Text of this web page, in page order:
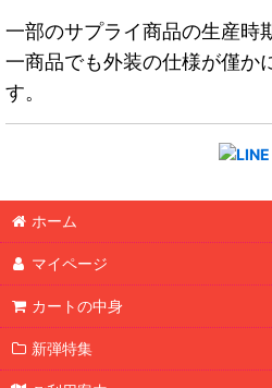
一部のサプライ商品の生産時
一商品でも外装の仕様が僅か
す。
ホーム
マイページ
カートの中身
新弾特集